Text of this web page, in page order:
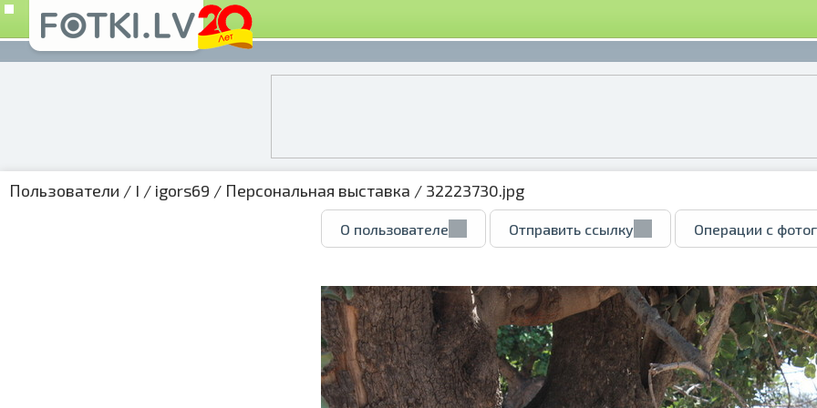
Пользователи / I / igors69 / Персональная выставка / 32223730.jpg
О пользователе Отправить ссылку Операции с